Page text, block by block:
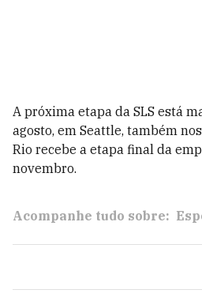
A próxima etapa da SLS está
agosto, em Seattle, também
Rio recebe a etapa final da
novembro.
Acompanhe tudo sobre: